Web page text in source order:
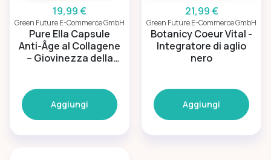
19,99 €
Green Future E-Commerce GmbH
Pure Ella Capsule
Anti-Âge al Collagene
– Giovinezza della
Aggiungi
21,99 €
Green Future E-Commerce GmbH
Botanicy Coeur Vital -
Integratore di aglio
nero
Aggiungi